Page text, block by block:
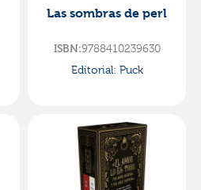
Las sombras de perl
ISBN:9788410239630
Editorial: Puck